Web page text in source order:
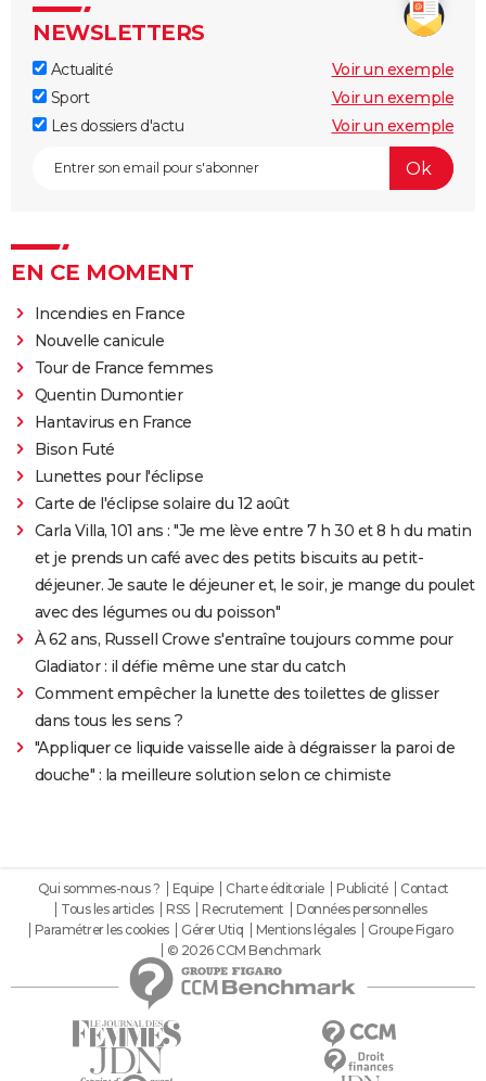
NEWSLETTERS
Actualité
Voir un exemple
Sport
Voir un exemple
Les dossiers d'actu
Voir un exemple
EN CE MOMENT
Incendies en France
Nouvelle canicule
Tour de France femmes
Quentin Dumontier
Hantavirus en France
Bison Futé
Lunettes pour l'éclipse
Carte de l'éclipse solaire du 12 août
Carla Villa, 101 ans : "Je me lève entre 7 h 30 et 8 h du matin
et je prends un café avec des petits biscuits au petit-
déjeuner. Je saute le déjeuner et, le soir, je mange du poulet
avec des légumes ou du poisson"
À 62 ans, Russell Crowe s'entraîne toujours comme pour
Gladiator : il défie même une star du catch
Comment empêcher la lunette des toilettes de glisser
dans tous les sens ?
"Appliquer ce liquide vaisselle aide à dégraisser la paroi de
douche" : la meilleure solution selon ce chimiste
Qui sommes-nous ? Equipe Charte éditoriale Publicité
Contact
Tous les articles
RSS Recrutement
Données personnelles
Paramétrer les cookies
Gérer Utiq Mentions légales
Groupe Figaro
© 2026 CCM Benchmark